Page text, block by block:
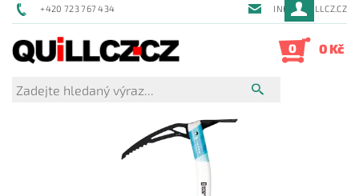
+420 723 767 434 INFO@QUILLCZ.CZ
0 0 Kč